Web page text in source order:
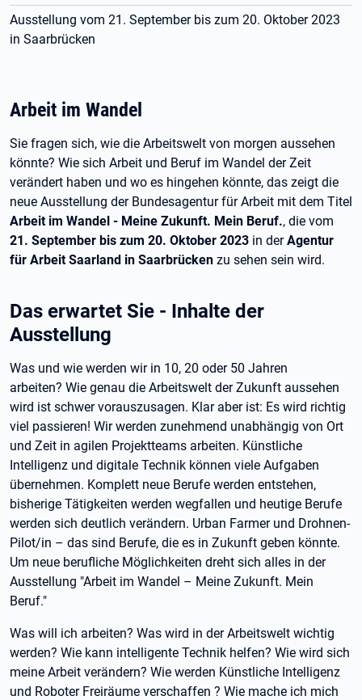
Ausstellung vom 21. September bis zum 20. Oktober 2023
in Saarbrücken
Arbeit im Wandel
Sie fragen sich, wie die Arbeitswelt von morgen aussehen
könnte? Wie sich Arbeit und Beruf im Wandel der Zeit
verändert haben und wo es hingehen könnte, das zeigt die
neue Ausstellung der Bundesagentur für Arbeit mit dem Titel
Arbeit im Wandel - Meine Zukunft. Mein Beruf., die vom
21. September bis zum 20. Oktober 2023 in derAgentur
für Arbeit Saarland in Saarbrücken zu sehen sein wird.
Das erwartet Sie - Inhalte der
Ausstellung
Was und wie werden wir in 10, 20 oder 50 Jahren
arbeiten? Wie genau die Arbeitswelt der Zukunft aussehen
wird ist schwer vorauszusagen. Klar aber ist: Es wird richtig
viel passieren! Wir werden zunehmend unabhängig von Ort
und Zeit in agilen Projektteams arbeiten. Künstliche
Intelligenz und digitale Technik können viele Aufgaben
übernehmen. Komplett neue Berufe werden entstehen,
bisherige Tätigkeiten werden wegfallen und heutige Berufe
werden sich deutlich verändern. Urban Farmer und Drohnen-
Pilot/in – das sind Berufe, die es in Zukunft geben könnte.
Um neue berufliche Möglichkeiten dreht sich alles in der
Ausstellung "Arbeit im Wandel – Meine Zukunft. Mein
Beruf."
Was will ich arbeiten? Was wird in der Arbeitswelt wichtig
werden? Wie kann intelligente Technik helfen? Wie wird sich
meine Arbeit verändern? Wie werden Künstliche Intelligenz
und Roboter Freiräume verschaffen ? Wie mache ich mich